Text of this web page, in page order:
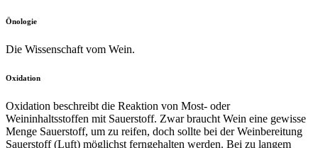
Önologie
Die Wissenschaft vom Wein.
Oxidation
Oxidation beschreibt die Reaktion von Most- oder
Weininhaltsstoffen mit Sauerstoff. Zwar braucht Wein eine gewisse
Menge Sauerstoff, um zu reifen, doch sollte bei der Weinbereitung
Sauerstoff (Luft) möglichst ferngehalten werden. Bei zu langem